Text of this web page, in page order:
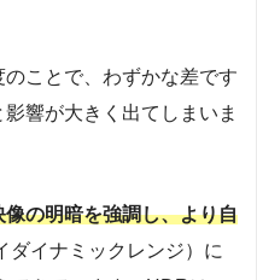
ことで、わずかな差です
響が大きく出てしまいま
像の明暗を強調し、より自
ダイナミックレンジ）に